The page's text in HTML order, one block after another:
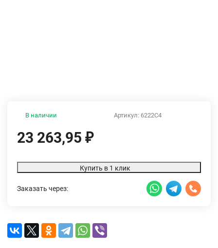
Артикул: 6222C4
В наличии
23 263,95 ₽
Купить в 1 клик
Заказать через: